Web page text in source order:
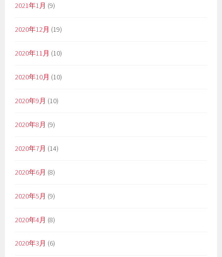
2021年1月 (9)
2020年12月 (19)
2020年11月 (10)
2020年10月 (10)
2020年9月 (10)
2020年8月 (9)
2020年7月 (14)
2020年6月 (8)
2020年5月 (9)
2020年4月 (8)
2020年3月 (6)